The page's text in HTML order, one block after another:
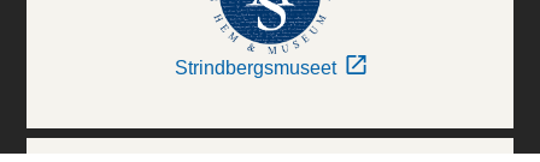
Strindbergsmuseet